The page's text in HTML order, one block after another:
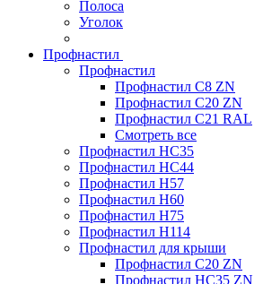
Полоса
Уголок
Профнастил
Профнастил
Профнастил С8 ZN
Профнастил С20 ZN
Профнастил С21 RAL
Смотреть все
Профнастил HC35
Профнастил HC44
Профнастил H57
Профнастил H60
Профнастил H75
Профнастил H114
Профнастил для крыши
Профнастил С20 ZN
Профнастил НС35 ZN